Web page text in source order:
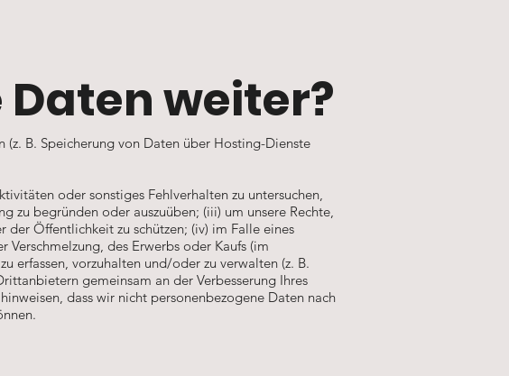
weiter?
B. Speicherung von Daten über Hosting-Dienste
oder sonstiges Fehlverhalten zu untersuchen,
zu begründen oder auszuüben; (iii) um unsere Rechte,
Öffentlichkeit zu schützen; (iv) im Falle eines
des Erwerbs oder Kaufs (im
erfassen, vorzuhalten und/oder zu verwalten (z. B.
gemeinsam an der Verbesserung Ihres
dass wir nicht personenbezogene Daten nach